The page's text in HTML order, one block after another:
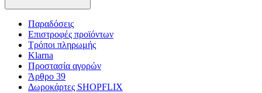
Παραδόσεις
Επιστροφές προϊόντων
Τρόποι πληρωμής
Klarna
Προστασία αγορών
Άρθρο 39
Δωροκάρτες SHOPFLIX